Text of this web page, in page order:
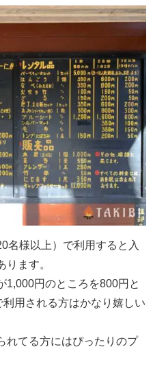
名様以上）で利用すると入
ます。
1,000円のところを800円と
用される方はかなり嬉しい
れてる方にはぴったりのプ